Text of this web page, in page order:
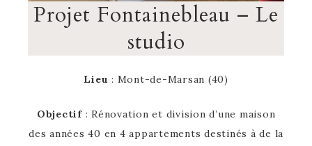
Projet Fontainebleau – Le
studio
Lieu : Mont-de-Marsan (40)
Objectif: Rénovation et division d’une maison
des années 40 en 4 appartements destinés à de la